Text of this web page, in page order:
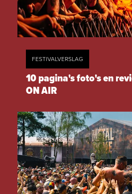
FESTIVALVERSLAG
10 pagina's foto's en
ON AIR